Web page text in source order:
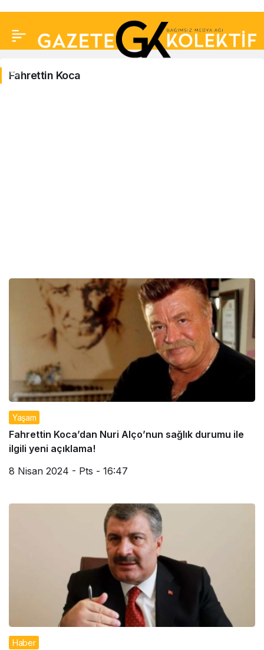
Fahrettin
Fahrettin Koca
Yaşam
Fahrettin Koca’dan Nuri Alço’nun sağlık durumu ile
ilgili yeni açıklama!
8 Nisan 2024 - Pts - 16:47
Haber